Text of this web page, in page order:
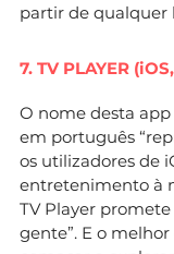
partir de qualquer
7. TV PLAYER
O nome desta
em português
os utilizadores de
entretenimento à
TV Player
gente”. E o